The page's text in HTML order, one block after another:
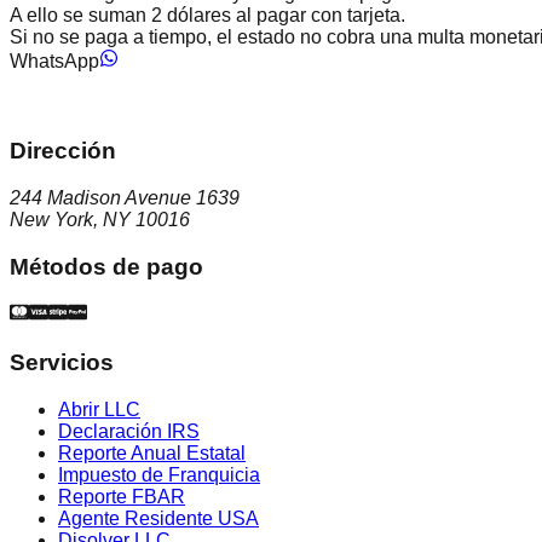
A ello se suman 2 dólares al pagar con tarjeta.
Si no se paga a tiempo, el estado no cobra una multa
WhatsApp
Dirección
244 Madison Avenue 1639
New York, NY 10016
Métodos de pago
Servicios
Abrir LLC
Declaración IRS
Reporte Anual Estatal
Impuesto de Franquicia
Reporte FBAR
Agente Residente USA